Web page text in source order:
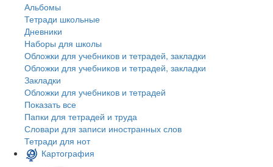
Альбомы
Тетради школьные
Дневники
Наборы для школы
Обложки для учебников и тетрадей, закладки
Обложки для учебников и тетрадей, закладки
Закладки
Обложки для учебников и тетрадей
Показать все
Папки для тетрадей и труда
Словари для записи иностранных слов
Тетради для нот
Картография